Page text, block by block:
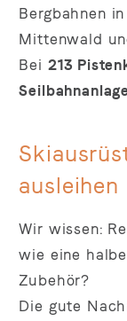
Bergbahnen
Mittenwald
Bei 213
ausleihen
Wir wissen:
wie eine
Zubehör?
Die gute